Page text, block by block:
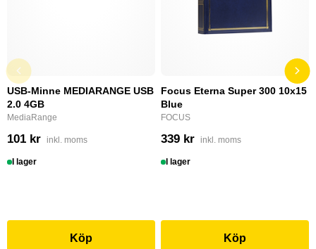
USB-Minne MEDIARANGE USB
2.0 4GB
MediaRange
101 kr inkl. moms
I lager
Köp
Focus Eterna Super 300 10x15
Blue
FOCUS
339 kr inkl. moms
I lager
Köp